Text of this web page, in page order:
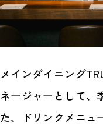
メインダイニング
ネージャーとして、
た、ドリンクメニュ